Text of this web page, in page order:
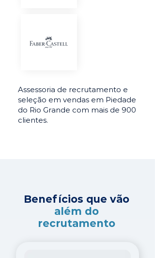
Assessoria de recrutamento e
seleção em vendas em Piedade
do Rio Grande com mais de 900
clientes.
Benefícios que vão
além do
recrutamento